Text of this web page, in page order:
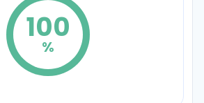
69%
100
%